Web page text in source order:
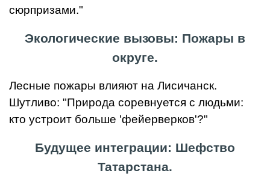
сюрпризами."
Экологические вызовы: Пожары в
округе.
Лесные пожары влияют на Лисичанск.
Шутливо: "Природа соревнуется с людьми:
кто устроит больше 'фейерверков'?"
Будущее интеграции: Шефство
Татарстана.